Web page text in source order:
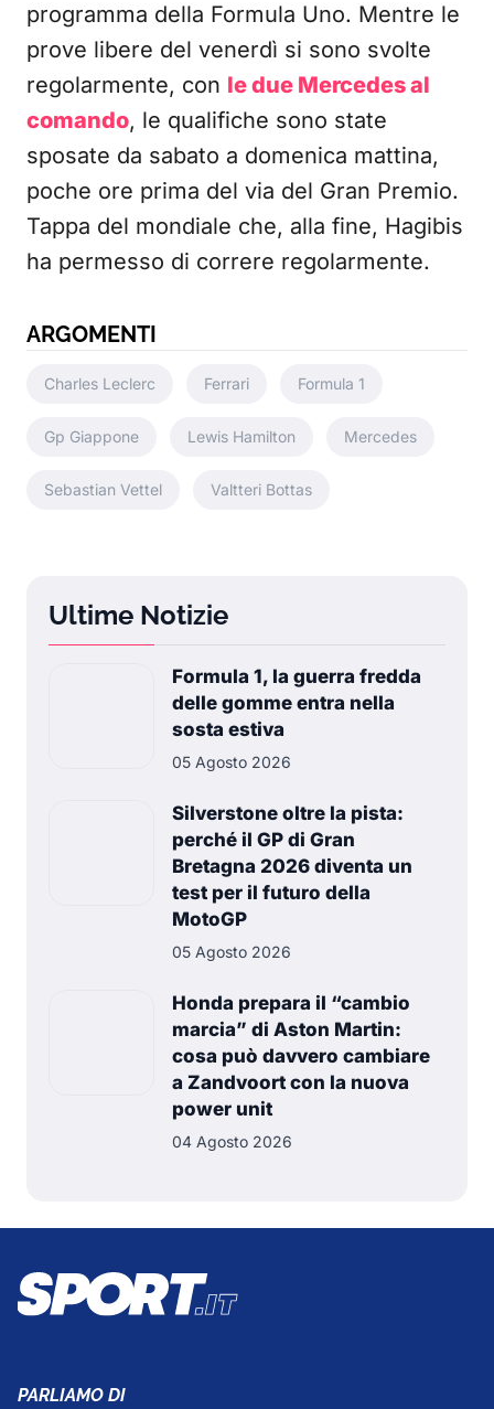
programma della Formula Uno. Mentre le
prove libere del venerdì si sono svolte
regolarmente, con le due Mercedes al
comando, le qualifiche sono state
sposate da sabato a domenica mattina,
poche ore prima del via del Gran Premio.
Tappa del mondiale che, alla fine, Hagibis
ha permesso di correre regolarmente.
ARGOMENTI
Charles Leclerc Ferrari Formula 1
Gp Giappone Lewis Hamilton Mercedes
Sebastian Vettel Valtteri Bottas
Ultime Notizie
Formula 1, la guerra fredda
delle gomme entra nella
sosta estiva
05 Agosto 2026
Silverstone oltre la pista:
perché il GP di Gran
Bretagna 2026 diventa un
test per il futuro della
MotoGP
05 Agosto 2026
Honda prepara il “cambio
marcia” di Aston Martin:
cosa può davvero cambiare
a Zandvoort con la nuova
power unit
04 Agosto 2026
PARLIAMO DI